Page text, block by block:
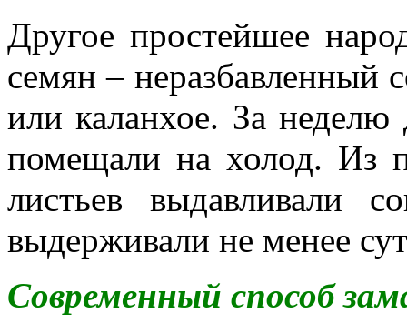
Другое простейшее
семян – неразбавленный
или каланхое. За неделю
помещали на холод. Из
листьев выдавливали
выдерживали не менее
Современный способ